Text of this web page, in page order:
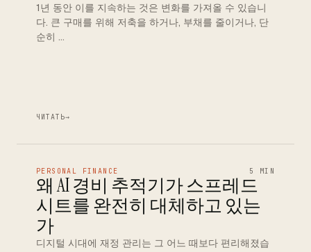
1년 동안 이를 지속하는 것은 변화를 가져올 수 있습니
다. 큰 구매를 위해 저축을 하거나, 부채를 줄이거나, 단
순히 …
ЧИТАТЬ→
PERSONAL FINANCE 5 MIN
왜 AI 경비 추적기가 스프레드
시트를 완전히 대체하고 있는
가
디지털 시대에 재정 관리는 그 어느 때보다 편리해졌습